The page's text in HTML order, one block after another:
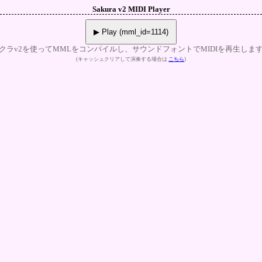
Sakura v2 MIDI Player
▶ Play (mml_id=1114)
ラv2を使ってMMLをコンパイルし、サウンドフォントでMIDIを再生しま
(キャッシュクリアして演奏する場合は こちら)